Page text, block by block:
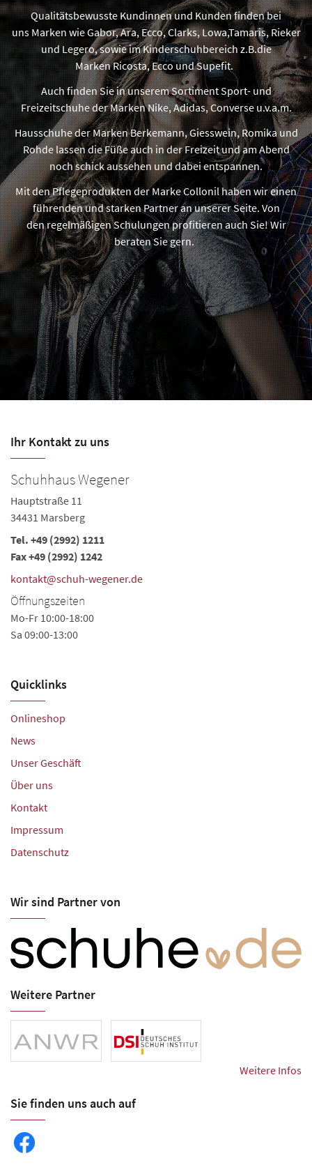
Qualitätsbewusste Kundinnen und Kunden finden bei
uns Marken wie Gabor, Ara, Ecco, Clarks, Lowa,Tamaris, Rieker
und Legero, sowie im Kinderschuhbereich z.B.die
Marken Ricosta, Ecco und Supefit.
Auch finden Sie in unserem Sortiment Sport- und
Freizeitschuhe der Marken Nike, Adidas, Converse u.v.a.m.
Hausschuhe der Marken Berkemann, Giesswein, Romika und
Rohde lassen die Füße auch in der Freizeit und am Abend
noch schick aussehen und dabei entspannen.
Mit den Pflegeprodukten der Marke Collonil haben wir einen
führenden und starken Partner an unserer Seite. Von
den regelmäßigen Schulungen profitieren auch Sie! Wir
beraten Sie gern.
Ihr Kontakt zu uns
Schuhhaus Wegener
Hauptstraße 11
34431 Marsberg
Tel. +49 (2992) 1211
Fax +49 (2992) 1242
kontakt@schuh-wegener.de
Öffnungszeiten
Mo-Fr 10:00-18:00
Sa 09:00-13:00
Quicklinks
Onlineshop
News
Unser Geschäft
Über uns
Kontakt
Impressum
Datenschutz
Wir sind Partner von
Weitere Partner
Weitere Infos
Sie finden uns auch auf